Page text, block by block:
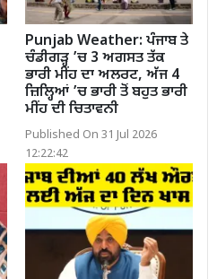
Punjab Weather: ਪੰਜਾਬ ਤੇ
ਚੰਡੀਗੜ੍ਹ ’ਚ 3 ਅਗਸਤ ਤੱਕ
ਭਾਰੀ ਮੀਂਹ ਦਾ ਅਲਰਟ, ਅੱਜ 4
ਜ਼ਿਲ੍ਹਿਆਂ ’ਚ ਭਾਰੀ ਤੋਂ ਬਹੁਤ ਭਾਰੀ
ਮੀਂਹ ਦੀ ਚਿਤਾਵਨੀ
Published On 31 Jul 2026
12:22:42